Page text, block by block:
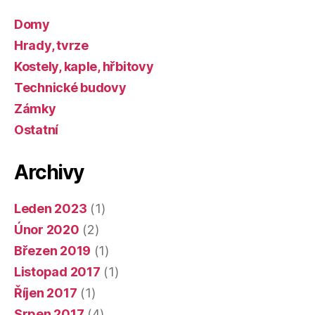
Domy
Hrady, tvrze
Kostely, kaple, hřbitovy
Technické budovy
Zámky
Ostatní
Archivy
Leden 2023 (1)
Únor 2020 (2)
Březen 2019 (1)
Listopad 2017 (1)
Říjen 2017 (1)